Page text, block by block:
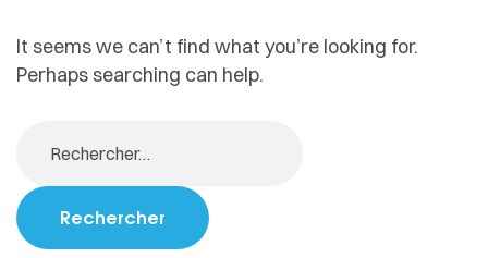
It seems we can’t find what you’re looking for.
Perhaps searching can help.